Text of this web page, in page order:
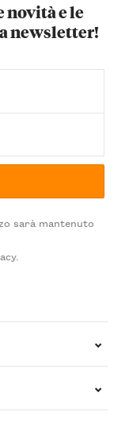
novità e le
newsletter!
sarà mantenuto